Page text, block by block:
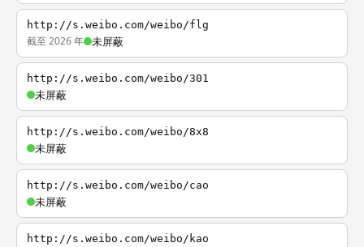
http://s.weibo.com/weibo/flg
截至 2026 年 未屏蔽
http://s.weibo.com/weibo/301
未屏蔽
http://s.weibo.com/weibo/8x8
未屏蔽
http://s.weibo.com/weibo/cao
未屏蔽
http://s.weibo.com/weibo/kao